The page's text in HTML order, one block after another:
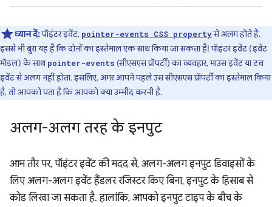
ध्यान दें:पॉइंटर इवेंट, pointer-events CSS propertyसे अलग होते हैं.
इससे भी बुरा यह है कि दोनों का इस्तेमाल एक साथ किया जा सकता है! पॉइंटर इवेंट (इवेंट
मॉडल) के साथpointer-events (सीएसएस प्रॉपर्टी) का व्यवहार, माउस इवेंट या टच
इवेंट से अलग नहीं होता. इसलिए, अगर आपने पहले उस सीएसएस प्रॉपर्टी का इस्तेमाल किया
है, तो आपको पता है कि आपको क्या उम्मीद करनी है.
अलग-अलग तरह के इनपुट
आम तौर पर, पॉइंटर इवेंट की मदद से, अलग-अलग इनपुट डिवाइसों के
लिए अलग-अलग इवेंट हैंडलर रजिस्टर किए बिना, इनपुट के हिसाब से
कोड लिखा जा सकता है. हालांकि, आपको इनपुट टाइप के बीच के